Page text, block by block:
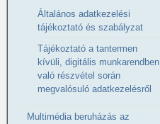
Általános adatkezelési
tájékoztató és szabályzat
Tájékoztató a tantermen
kívüli, digitális munkarendben
való részvétel során
megvalósuló adatkezelésről
Multimédia beruházás az